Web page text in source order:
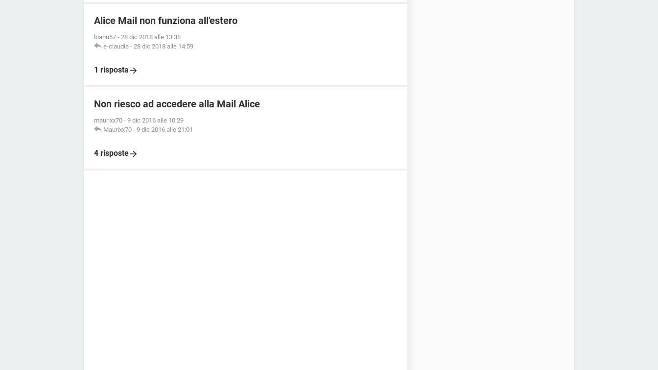
Alice Mail non funziona all'estero
bianu57 - 28 dic 2018 alle 13:38
e-claudia - 28 dic 2018 alle 14:59
1 risposta
Non riesco ad accedere alla Mail Alice
maurixx70 - 9 dic 2016 alle 10:29
Maurixx70 - 9 dic 2016 alle 21:01
4 risposte